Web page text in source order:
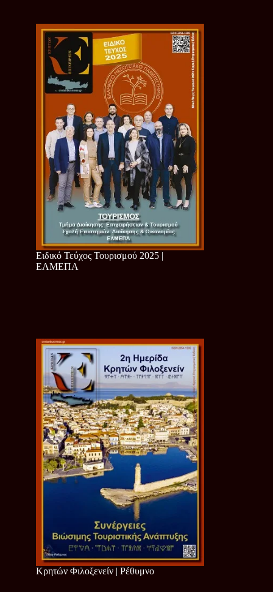
Ειδικό Τεύχος Τουρισμού 2025 |
ΕΛΜΕΠΑ
Κρητών Φιλοξενείν | Ρέθυμνο